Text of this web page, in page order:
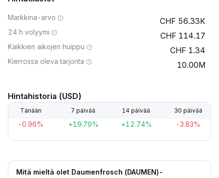
Markkina-arvo 56.33K
24 h volyymi 114.17
Kaikkien aikojen huippu 1.34
Kierrossa oleva tarjonta 10.00M
Hintahistoria (USD)
Tänään 7 päivää 14 päivää 30 päivää
-0.96% +19.79% +12.74% -3.83%
Mitä mieltä olet Daumenfrosch (DAUMEN)-